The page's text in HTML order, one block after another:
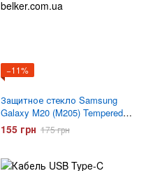
−11%
Защитное стекло Samsung
Galaxy M20 (M205) Tempered
Glass 3D Full Glue Черное
155 грн 175 грн